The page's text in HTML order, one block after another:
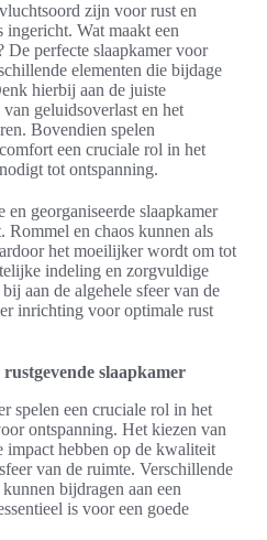
zijn voor rust en
ingericht. Wat maakt een
De perfecte slaapkamer voor
elementen die bijdage
hierbij aan de juiste
geluidsoverlast en het
Bovendien spelen
een cruciale rol in het
tot ontspanning.
en georganiseerde slaapkamer
Rommel en chaos kunnen als
het moeilijker wordt om tot
indeling en zorgvuldige
aan de algehele sfeer van de
inrichting voor optimale rust
slaapkamer
spelen een cruciale rol in het
ontspanning. Het kiezen van
impact hebben op de kwaliteit
van de ruimte. Verschillende
kunnen bijdragen aan een
is voor een goede